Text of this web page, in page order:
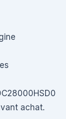
achat.